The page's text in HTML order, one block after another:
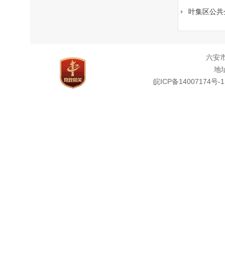
叶集区公
六安
地
皖ICP备14007174号-1